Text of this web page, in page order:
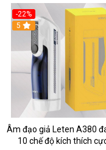
-22%
5
Âm đạo giả Leten A380
10 chế độ kích thích